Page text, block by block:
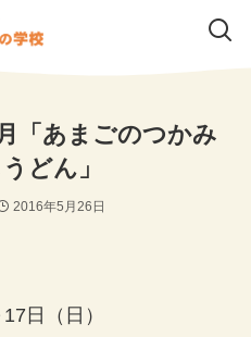
「あまごのつかみ
どん」
2016年5月26日
日（日）